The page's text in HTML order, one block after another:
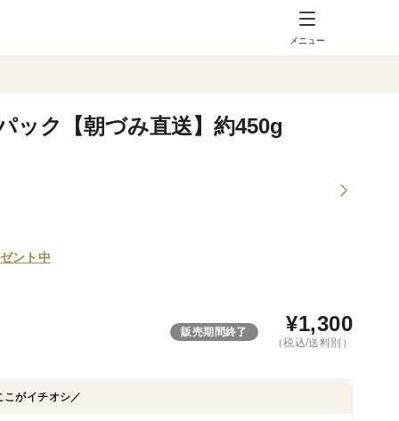
メニュー
ック【朝づみ直送】約450g
ント中
販売期間終了 ¥1,300
（税込/送料別）
こがイチオシ／